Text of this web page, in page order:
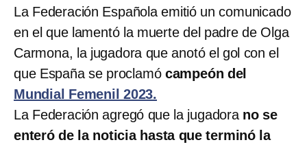
La Federación Española emitió un comunicado
en el que lamentó la muerte del padre de Olga
Carmona, la jugadora que anotó el gol con el
que España se proclamó campeón del
Mundial Femenil 2023.
La Federación agregó que la jugadorano se
enteró de la noticia hasta que terminó la